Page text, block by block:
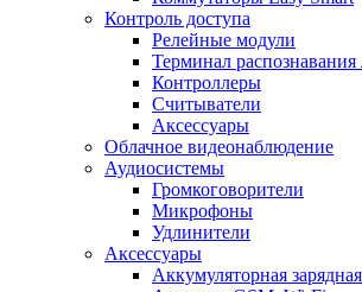
Контроль доступа
Релейные модули
Терминал распознавания
Контроллеры
Считыватели
Аксессуары
Облачное видеонаблюдение
Аудиосистемы
Громкоговорители
Микрофоны
Удлинители
Аксессуары
Аккумуляторная